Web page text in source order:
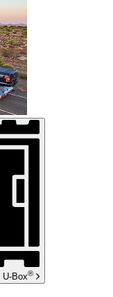
U-Box®